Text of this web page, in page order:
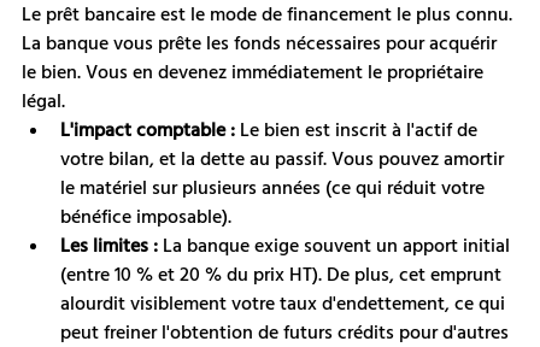
Le prêt bancaire est le mode de financement le plus connu.
La banque vous prête les fonds nécessaires pour acquérir
le bien. Vous en devenez immédiatement le propriétaire
légal.
L'impact comptable : Le bien est inscrit à l'actif de
votre bilan, et la dette au passif. Vous pouvez amortir
le matériel sur plusieurs années (ce qui réduit votre
bénéfice imposable).
Les limites : La banque exige souvent un apport initial
(entre 10 % et 20 % du prix HT). De plus, cet emprunt
alourdit visiblement votre taux d'endettement, ce qui
peut freiner l'obtention de futurs crédits pour d'autres